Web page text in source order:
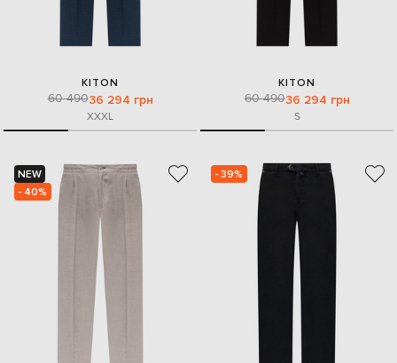
KITON
60 49036 294 грн
XXXL
KITON
60 49036 294 грн
S
NEW
- 40%
- 39%